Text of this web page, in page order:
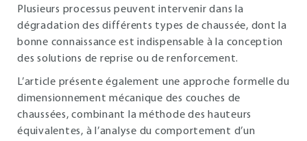
Plusieurs processus peuvent intervenir dans la
dégradation des différents types de chaussée, dont la
bonne connaissance est indispensable à la conception
des solutions de reprise ou de renforcement.
L’article présente également une approche formelle du
dimensionnement mécanique des couches de
chaussées, combinant la méthode des hauteurs
équivalentes, à l’analyse du comportement d’un